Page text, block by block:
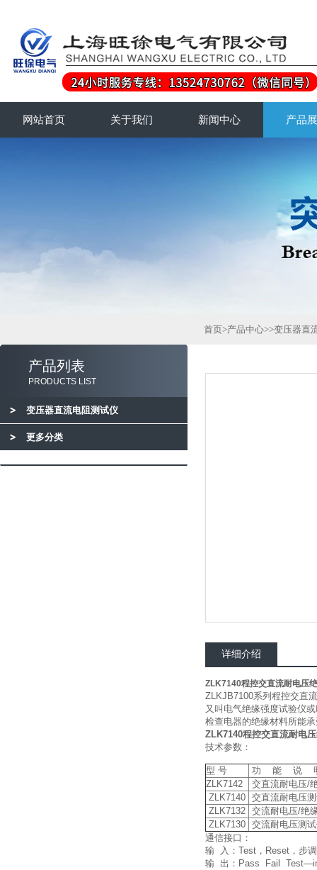
网站首页 关于我们 新闻中心 产品
产品列表
PRODUCTS LIST
变压器直流电阻测试仪
更多分类
首页>产品中心>>变压器直
详细介绍
ZLK7140程控交直流耐电压
ZLKJB7100系列程控交直
又叫电气绝缘强度试验仪
检查电器的绝缘材料所能
ZLK7140程控交直流耐电
技术参数：
型 号
功 能 说
ZLK7142
交直流耐电压/
ZLK7140 交直流耐电压
ZLK7132 交流耐电压/绝
ZLK7130 交流耐电压测
通信接口：
输 入：Test，Reset，步
输 出：Pass Fail